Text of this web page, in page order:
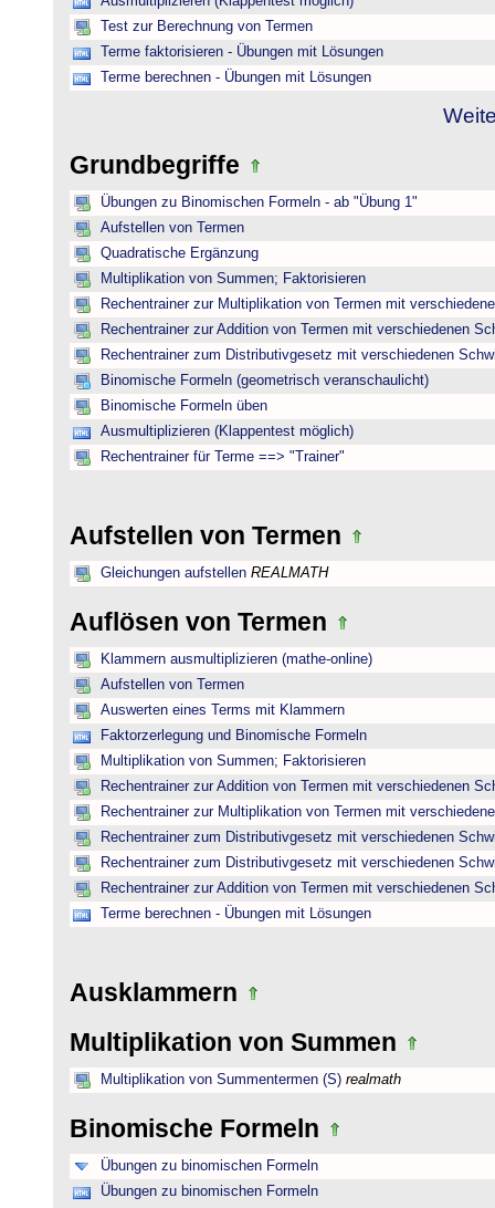
Test zur Berechnung von Termen
Terme faktorisieren - Übungen mit Lösungen
Terme berechnen - Übungen mit Lösungen
Grundbegriffe
Übungen zu Binomischen Formeln - ab "Übung 1"
Aufstellen von Termen
Quadratische Ergänzung
Multiplikation von Summen; Faktorisieren
Rechentrainer zur Multiplikation von Termen mit
Rechentrainer zur Addition von Termen mit verschiedenen
Rechentrainer zum Distributivgesetz mit verschiedenen
Binomische Formeln (geometrisch veranschaulicht)
Binomische Formeln üben
Ausmultiplizieren (Klappentest möglich)
Rechentrainer für Terme ==> "Trainer"
Aufstellen von Termen
Gleichungen aufstellen REALMATH
Auflösen von Termen
Klammern ausmultiplizieren (mathe-online)
Aufstellen von Termen
Auswerten eines Terms mit Klammern
Faktorzerlegung und Binomische Formeln
Multiplikation von Summen; Faktorisieren
Rechentrainer zur Addition von Termen mit verschiedenen
Rechentrainer zur Multiplikation von Termen mit
Rechentrainer zum Distributivgesetz mit verschiedenen
Rechentrainer zum Distributivgesetz mit verschiedenen
Rechentrainer zur Addition von Termen mit verschiedenen
Terme berechnen - Übungen mit Lösungen
Ausklammern
Multiplikation von Summen
Multiplikation von Summentermen (S) realmath
Binomische Formeln
Übungen zu binomischen Formeln
Übungen zu binomischen Formeln